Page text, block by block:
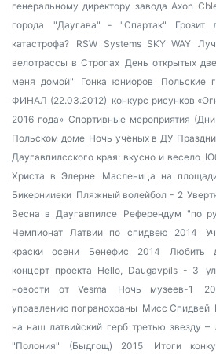
генеральному директору завода Axon
города
"Даугава" - "Спартак"
Грозит
катастрофа?
RSW Systems SKY WAY
велотрассы в Стропах День открытых
меня домой"
Гонка юниоров Польские
ФИНАЛ (22.03.2012) конкурс рисунков
2016 года» Спортивные мероприятия
Польском доме Ночь учёных в ДУ
Даугавпилсского края: вкусно и весело
Христа в Элерне
Масленица на
Бикернииеки Пляжный волейбол - 2
Весна в Даугавпилсе
Референдум "по
Чемпионат Латвии по спидвею 2014
краски осени
Бенефис 2014 Любить
концерт проекта Hello, Daugavpils - 3
новости от Vesma
Ночь музеев-1
управлению погранохраны Мисс Спидвей
на наш латвийский герб третью звезду –
"Полония" (Быдгощ) 2015
Итоги